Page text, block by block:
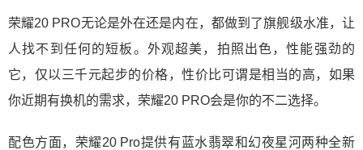
荣耀20 PRO无论是外在还是内在，都做到了旗舰级水准，让
人找不到任何的短板。外观超美，拍照出色，性能强劲的
它，仅以三千元起步的价格，性价比可谓是相当的高，如果
你近期有换机的需求，荣耀20 PRO会是你的不二选择。
配色方面，荣耀20 Pro提供有蓝水翡翠和幻夜星河两种全新